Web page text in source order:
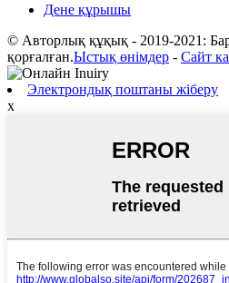
Дене құрышы
© Авторлық құқық - 2019-2021:
қорғалған.Ыстық өнімдер - Сайт
Электрондық поштаны жіберу
x